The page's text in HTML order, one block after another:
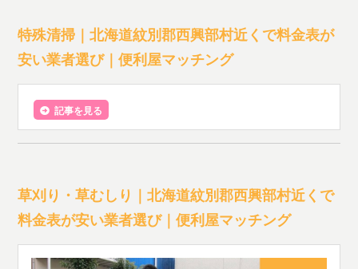
特殊清掃｜北海道紋別郡西興部村近くで料金表が
安い業者選び｜便利屋マッチング
記事を見る
草刈り・草むしり｜北海道紋別郡西興部村近くで
料金表が安い業者選び｜便利屋マッチング